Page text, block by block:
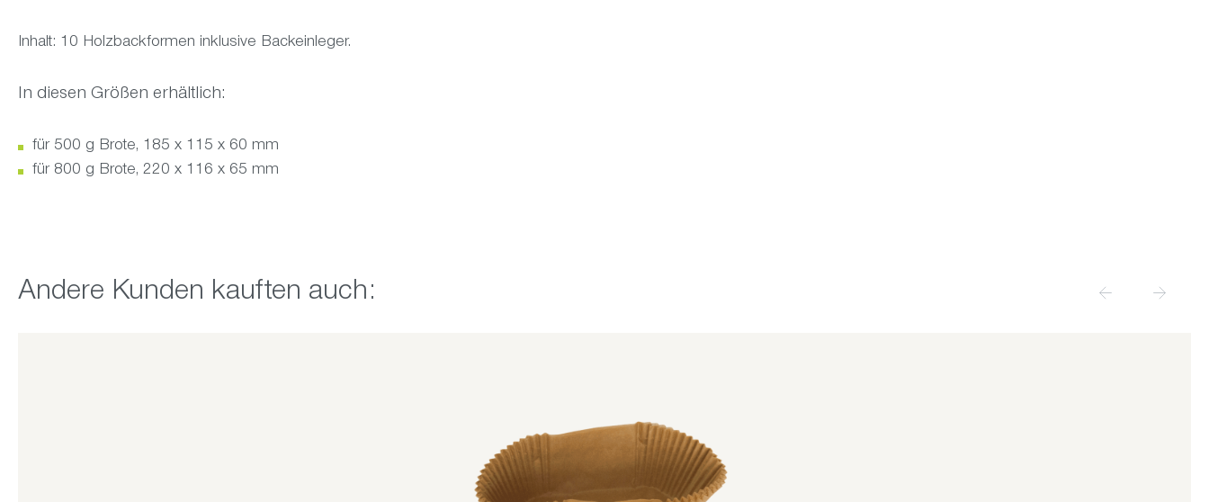
Inhalt: 10 Holzbackformen inklusive Backeinleger.
In diesen Größen erhältlich:
für 500 g Brote, 185 x 115 x 60 mm
für 800 g Brote, 220 x 116 x 65 mm
Produktgalerie überspringen
Andere Kunden kauften auch: